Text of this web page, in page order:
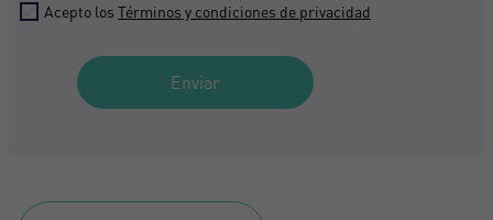
Acepto los Términos y condiciones de privacidad
Enviar